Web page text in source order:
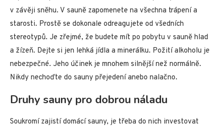
v závěji sněhu. V sauně zapomenete na všechna trápení a
starosti. Prostě se dokonale odreagujete od všedních
stereotypů. Je zřejmé, že budete mít po pobytu v sauně hlad
a žízeň. Dejte si jen lehká jídla a minerálku. Požití alkoholu je
nebezpečné. Jeho účinek je mnohem silnější než normálně.
Nikdy nechoďte do sauny přejedení anebo nalačno.
Druhy sauny pro dobrou náladu
Soukromí zajistí domácí sauny, je třeba do nich investovat